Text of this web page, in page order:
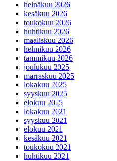
heinäkuu 2026
kesäkuu 2026
toukokuu 2026
huhtikuu 2026
maaliskuu 2026
helmikuu 2026
tammikuu 2026
joulukuu 2025
marraskuu 2025
lokakuu 2025
syyskuu 2025
elokuu 2025
lokakuu 2021
syyskuu 2021
elokuu 2021
kesäkuu 2021
toukokuu 2021
huhtikuu 2021